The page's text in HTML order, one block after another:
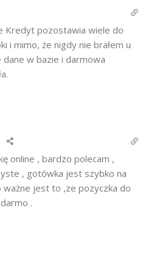
Kredyt pozostawia wiele do
i mimo, że nigdy nie brałem u
w bazie i darmowa
online , bardzo polecam ,
, gotówka jest szybko na
ważne jest to ,ze pozyczka do
.